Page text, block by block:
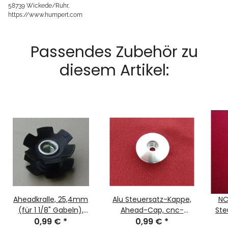
58739 Wickede/Ruhr,
https://www.humpert.com
Passendes Zubehör zu
diesem Artikel:
Aheadkralle, 25,4mm
(für 1 1/8" Gabeln),
schwarz, NEU
0,99 € *
Alu Steuersatz-Kappe,
Ahead-Cap, cnc-
gefräßt, 1 1/8", silber,
0,99 € *